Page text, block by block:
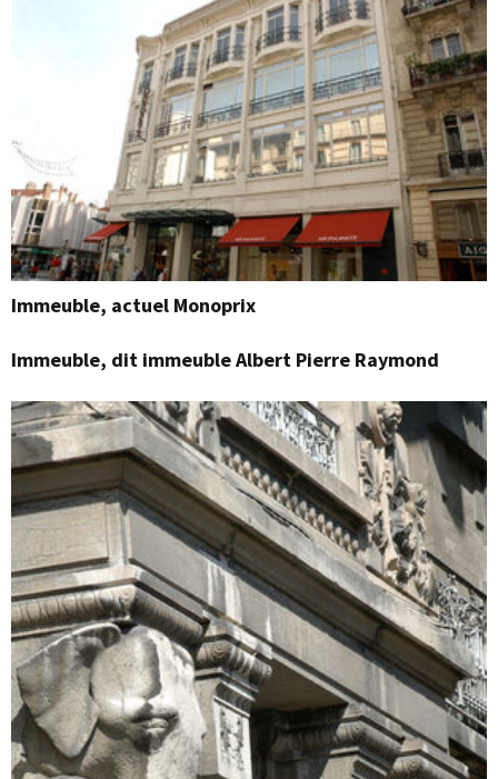
Immeuble, actuel Monoprix
Immeuble, dit immeuble Albert Pierre Raymond